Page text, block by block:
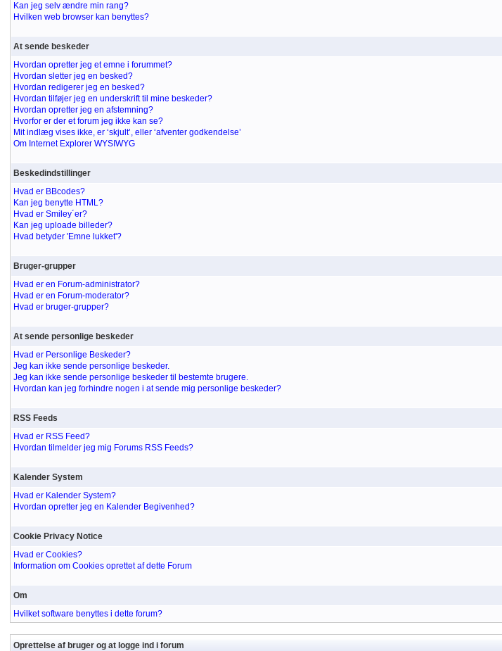
Kan jeg selv ændre min rang?
Hvilken web browser kan benyttes?
At sende beskeder
Hvordan opretter jeg et emne i forummet?
Hvordan sletter jeg en besked?
Hvordan redigerer jeg en besked?
Hvordan tilføjer jeg en underskrift til mine beskeder?
Hvordan opretter jeg en afstemning?
Hvorfor er der et forum jeg ikke kan se?
Mit indlæg vises ikke, er ‘skjult’, eller ‘afventer godkendelse’
Om Internet Explorer WYSIWYG
Beskedindstillinger
Hvad er BBcodes?
Kan jeg benytte HTML?
Hvad er Smiley´er?
Kan jeg uploade billeder?
Hvad betyder 'Emne lukket'?
Bruger-grupper
Hvad er en Forum-administrator?
Hvad er en Forum-moderator?
Hvad er bruger-grupper?
At sende personlige beskeder
Hvad er Personlige Beskeder?
Jeg kan ikke sende personlige beskeder.
Jeg kan ikke sende personlige beskeder til bestemte brugere.
Hvordan kan jeg forhindre nogen i at sende mig personlige beskeder?
RSS Feeds
Hvad er RSS Feed?
Hvordan tilmelder jeg mig Forums RSS Feeds?
Kalender System
Hvad er Kalender System?
Hvordan opretter jeg en Kalender Begivenhed?
Cookie Privacy Notice
Hvad er Cookies?
Information om Cookies oprettet af dette Forum
Om
Hvilket software benyttes i dette forum?
Oprettelse af bruger og at logge ind i forum